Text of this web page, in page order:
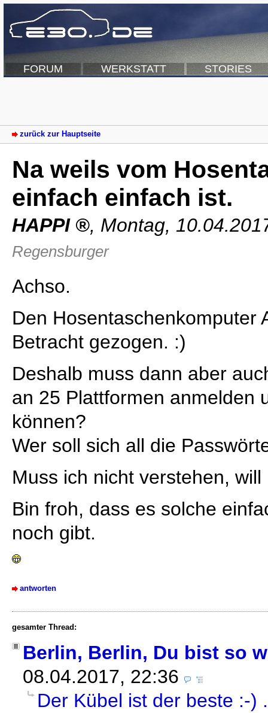
FORUM WERKSTATT STORIES
zurück zur Hauptseite
Na weils vom
einfach einfach ist.
HAPPI , Montag,
Regensburger
Achso.
Den Hosentaschenkomputer
Betracht gezogen. :)
Deshalb muss dann aber
an 25 Plattformen anmelden
können?
Wer soll sich all die
Muss ich nicht verstehen,
Bin froh, dass es solche
noch gibt.
antworten
gesamter Thread:
Berlin, Berlin, Du bist so
08.04.2017, 22:36
Der Kübel ist der beste :-)